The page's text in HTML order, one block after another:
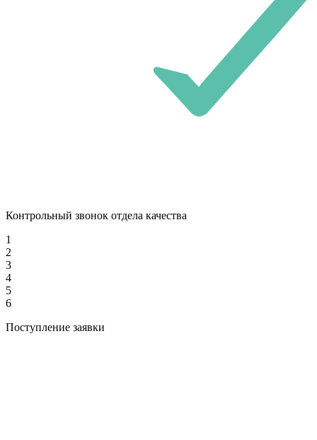
Контрольный звонок отдела качества
1
2
3
4
5
6
Поступление заявки